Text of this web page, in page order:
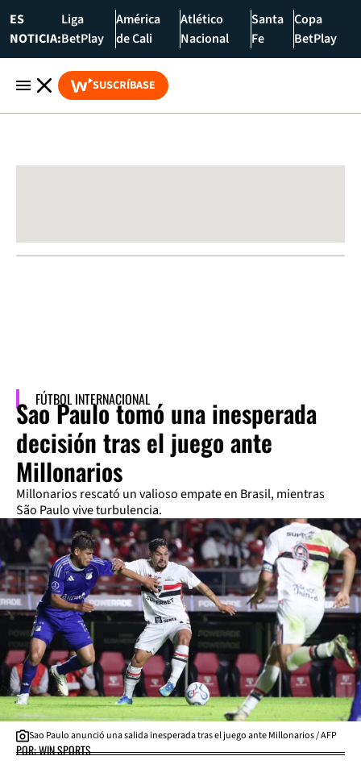
ES
NOTICIA:
Liga
BetPlay
América
de Cali
Atlético
Nacional
Santa
Fe
Copa
BetPlay
SUSCRÍBASE
FÚTBOL INTERNACIONAL
Sao Paulo tomó una inesperada
decisión tras el juego ante
Millonarios
Millonarios rescató un valioso empate en Brasil, mientras
São Paulo vive turbulencia.
Sao Paulo anunció una salida inesperada tras el juego ante Millonarios / AFP
POR: WIN SPORTS